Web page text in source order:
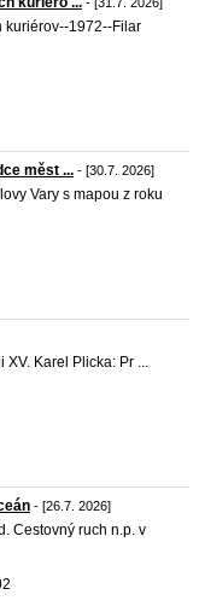
kuriérov--1972--Filar
měst ... - [30.7. 2026]
Vary s mapou z roku
XV. Karel Plicka: Pr ...
- [26.7. 2026]
Cestovný ruch n.p. v